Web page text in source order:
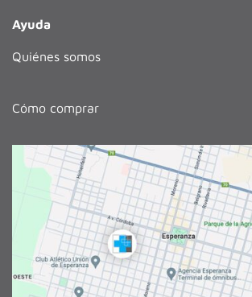
Ayuda
Quiénes somos
Cómo comprar